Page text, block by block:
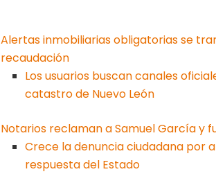
Alertas inmobiliarias obligatorias se
recaudación
Los usuarios buscan canales
catastro de Nuevo León
Notarios reclaman a Samuel García y
Crece la denuncia ciudadana por
respuesta del Estado